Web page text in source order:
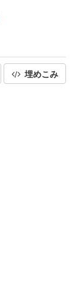
埋めこみ